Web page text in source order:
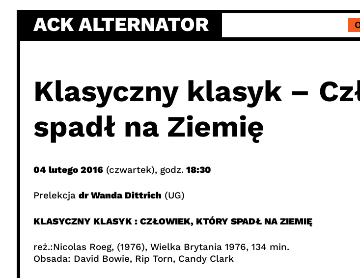
content
ACK ALTERNATOR
Klasyczny klasyk –
spadł na Ziemię
04 lutego 2016(czwartek), godz. 18:30
Prelekcja dr Wanda Dittrich (UG)
KLASYCZNY KLASYK : CZŁOWIEK, KTÓRY SPADŁ NA ZIEMIĘ
reż.:Nicolas Roeg, (1976), Wielka Brytania 1976, 134 min.
Obsada: David Bowie, Rip Torn, Candy Clark